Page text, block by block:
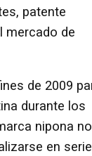
patente
mercado de
de 2009
durante los
nipona no
en